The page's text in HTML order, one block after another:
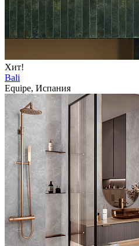
Хит!
Bali
Equipe, Испания